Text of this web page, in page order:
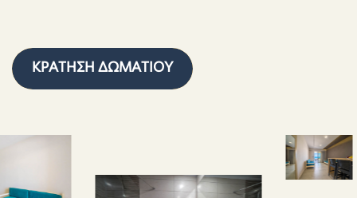
ΚΡΆΤΗΣΗ ΔΩΜΑΤΊΟΥ